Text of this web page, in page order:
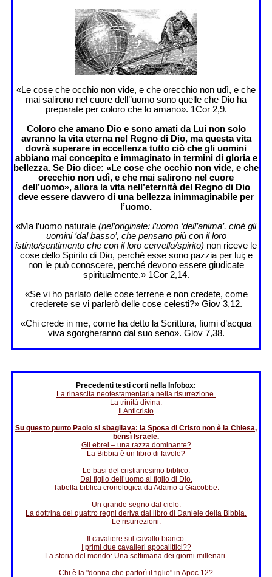
«Le cose che occhio non vide, e che orecchio non udì, e che
mai salirono nel cuore dell’’uomo sono quelle che Dio ha
preparate per coloro che lo amano». 1Cor 2,9.
Coloro che amano Dio e sono amati da Lui non solo
avranno la vita eterna nel Regno di Dio, ma questa vita
dovrà superare in eccellenza tutto ciò che gli uomini
abbiano mai concepito e immaginato in termini di gloria e
bellezza. Se Dio dice: «Le cose che occhio non vide, e che
orecchio non udì, e che mai salirono nel cuore
dell’uomo», allora la vita nell’eternità del Regno di Dio
deve essere davvero di una bellezza inimmaginabile per
l’uomo.
«Ma l’uomo naturale (nel’originale: l’uomo ‘dell’anima’, cioè gli
uomini ‘dal basso’, che pensano più con il loro
istinto/sentimento che con il loro cervello/spirito) non riceve le
cose dello Spirito di Dio, perché esse sono pazzia per lui; e
non le può conoscere, perché devono essere giudicate
spiritualmente.» 1Cor 2,14.
«Se vi ho parlato delle cose terrene e non credete, come
crederete se vi parlerò delle cose celesti?» Giov 3,12.
«Chi crede in me, come ha detto la Scrittura, fiumi d’acqua
viva sgorgheranno dal suo seno». Giov 7,38.
Precedenti testi corti nella Infobox:
La rinascita neotestamentaria nella risurrezione.
La trinità divina.
Il Anticristo
Su questo punto Paolo si sbagliava: la Sposa di Cristo non è la Chiesa,
bensì Israele.
Gli ebrei – una razza dominante?
La Bibbia è un libro di favole?
Le basi del cristianesimo biblico.
Dal figlio dell’uomo al figlio di Dio.
Tabella biblica cronologica da Adamo a Giacobbe.
Un grande segno dal cielo.
La dottrina dei quattro regni deriva dal libro di Daniele della Bibbia.
Le risurrezioni.
Il cavaliere sul cavallo bianco.
I primi due cavalieri apocalittici??
La storia del mondo: Una settimana dei giorni millenari.
Chi è la "donna che partorì il figlio" in Apoc 12?